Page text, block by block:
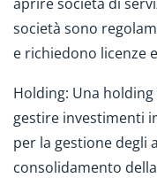
aprire società di
società sono
e richiedono licenze
Holding: Una
gestire investimenti
per la gestione degli
consolidamento